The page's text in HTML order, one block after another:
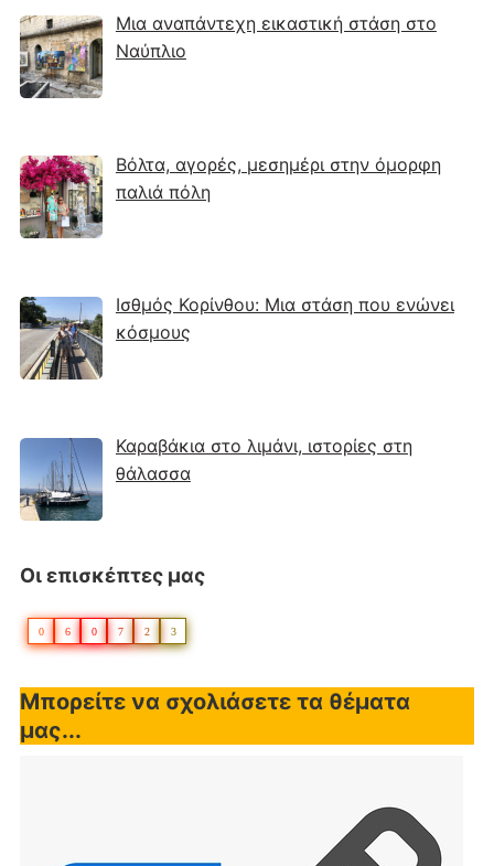
Μια αναπάντεχη εικαστική στάση στο
Ναύπλιο
Βόλτα, αγορές, μεσημέρι στην όμορφη
παλιά πόλη
Ισθμός Κορίνθου: Μια στάση που ενώνει
κόσμους
Καραβάκια στο λιμάνι, ιστορίες στη
θάλασσα
Οι επισκέπτες μας
0 6 0 7 2 3
Μπορείτε να σχολιάσετε τα θέματα
μας...